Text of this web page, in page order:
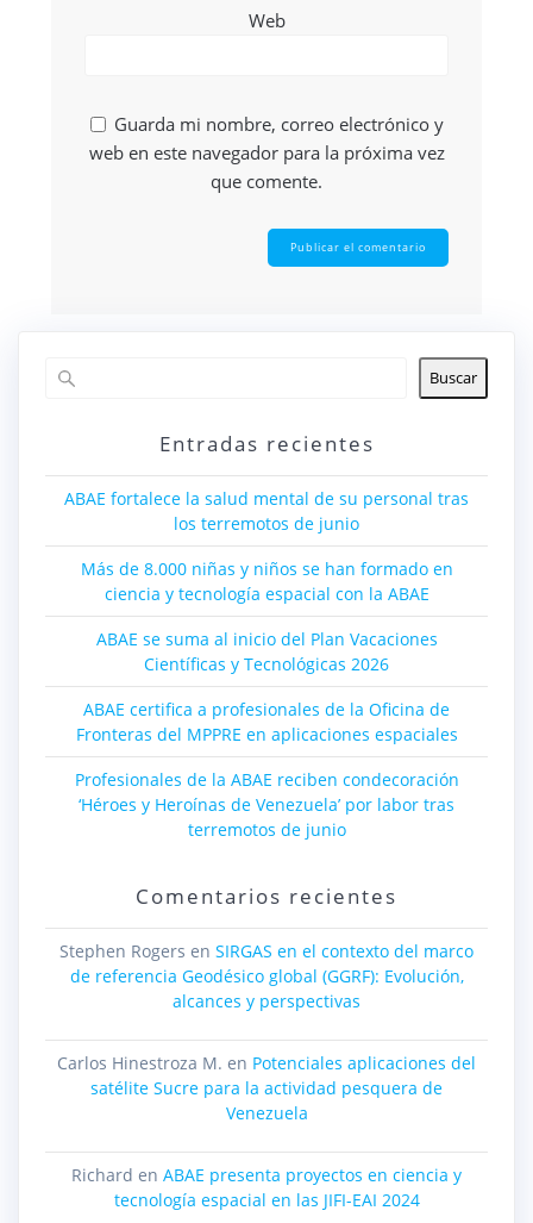
Web
Guarda mi nombre, correo electrónico y
web en este navegador para la próxima vez
que comente.
Buscar
Entradas recientes
ABAE fortalece la salud mental de su personal tras
los terremotos de junio
Más de 8.000 niñas y niños se han formado en
ciencia y tecnología espacial con la ABAE
ABAE se suma al inicio del Plan Vacaciones
Científicas y Tecnológicas 2026
ABAE certifica a profesionales de la Oficina de
Fronteras del MPPRE en aplicaciones espaciales
Profesionales de la ABAE reciben condecoración
‘Héroes y Heroínas de Venezuela’ por labor tras
terremotos de junio
Comentarios recientes
Stephen Rogers en SIRGAS en el contexto del marco
de referencia Geodésico global (GGRF): Evolución,
alcances y perspectivas
Carlos Hinestroza M. en Potenciales aplicaciones del
satélite Sucre para la actividad pesquera de
Venezuela
Richard en ABAE presenta proyectos en ciencia y
tecnología espacial en las JIFI-EAI 2024